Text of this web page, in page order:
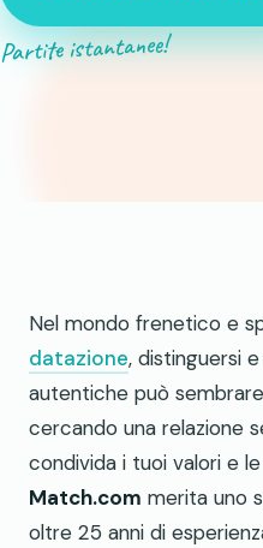
Partite istantanee!
Nel mondo frenetico e
datazione, distinguersi
autentiche può
cercando una relazione
condivida i tuoi valori e
Match.com merita uno
oltre 25 anni di